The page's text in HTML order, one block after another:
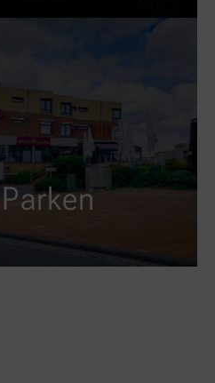
Nutzung
Gelände